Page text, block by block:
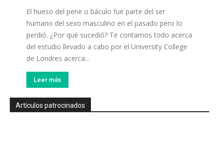
El hueso del pene o báculo fue parte del ser
humano del sexo masculino en el pasado pero lo
perdió. ¿Por qué sucedió? Te contamos todo acerca
del estudio llevado a cabo por el University College
de Londres acerca...
Leer más
Artículos patrocinados